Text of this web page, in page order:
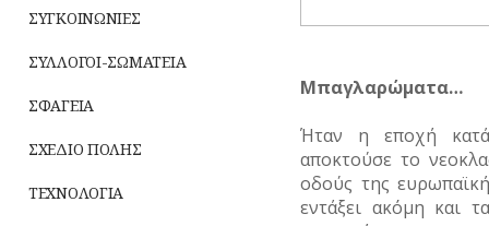
ΣΥΓΚΟΙΝΩΝΙΕΣ
ΣΥΛΛΟΓΟΙ-ΣΩΜΑΤΕΙΑ
ΣΦΑΓΕΙΑ
ΣΧΕΔΙΟ ΠΟΛΗΣ
ΤΕΧΝΟΛΟΓΙΑ
Μπαγλαρώματα…
Ήταν η εποχή
αποκτούσε το
οδούς της
εντάξει ακόμη και